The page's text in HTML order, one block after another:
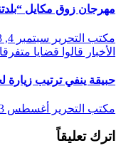
مهرجان زوق مكايل
مكتب التحرير سبتمبر 4, 2023
الأخبار قالوا قضايا
حبيقة ينفي ترتيب زيارة
مكتب التحرير أغسطس 13, 2023
اترك تعليقاً